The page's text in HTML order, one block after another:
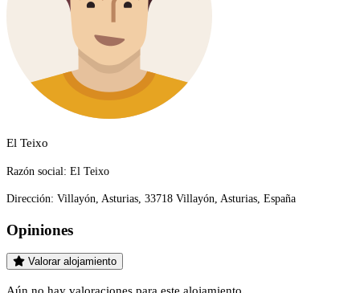
El Teixo
Razón social: El Teixo
Dirección: Villayón, Asturias, 33718 Villayón, Asturias, España
Opiniones
Valorar alojamiento